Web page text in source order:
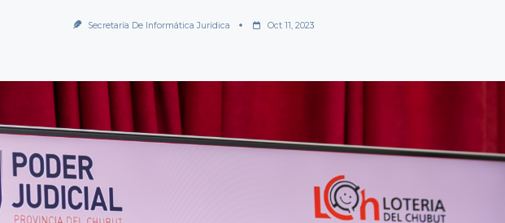
Secretaría De Informática Jurídica Oct 11, 2023